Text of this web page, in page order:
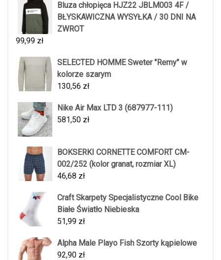
Bluza chłopięca HJZ22 JBLM003 4F /
BŁYSKAWICZNA WYSYŁKA / 30 DNI NA
ZWROT
99,99 zł
SELECTED HOMME Sweter "Remy" w
kolorze szarym
130,56 zł
Nike Air Max LTD 3 (687977-111)
581,50 zł
BOKSERKI CORNETTE COMFORT CM-
002/252 (kolor granat, rozmiar XL)
46,68 zł
Craft Skarpety Specjalistyczne Cool Bike
Białe Światło Niebieska
51,99 zł
Alpha Male Playo Fish Szorty kąpielowe
92,90 zł